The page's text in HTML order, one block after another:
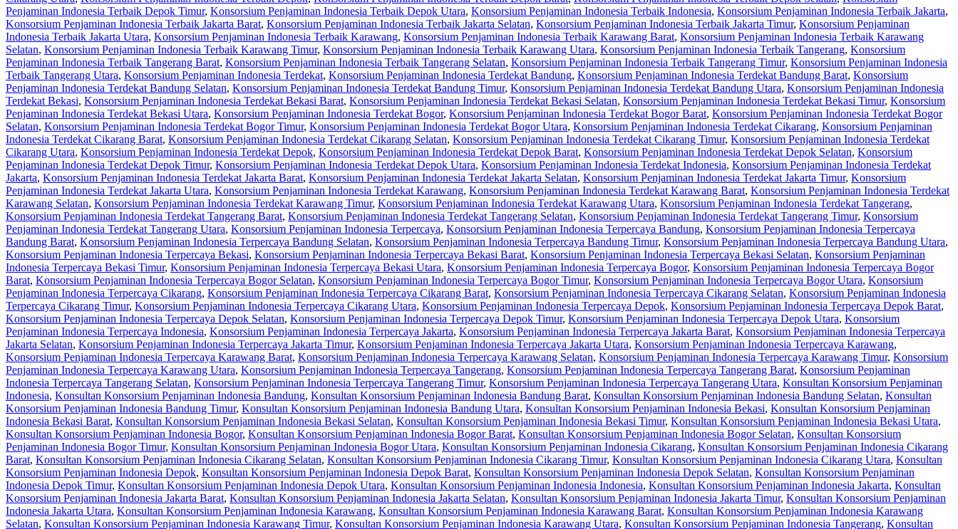
Penjaminan Indonesia Terbaik Depok Timur, Konsorsium Penjaminan Indonesia Terbaik Depok Utara, Konsorsium Penjaminan Indonesia Terbaik Indonesia, Konsorsium Penjaminan Indonesia Terbaik Jakarta,
Konsorsium Penjaminan Indonesia Terbaik Jakarta Barat, Konsorsium Penjaminan Indonesia Terbaik Jakarta Selatan, Konsorsium Penjaminan Indonesia Terbaik Jakarta Timur, Konsorsium Penjaminan
Indonesia Terbaik Jakarta Utara, Konsorsium Penjaminan Indonesia Terbaik Karawang, Konsorsium Penjaminan Indonesia Terbaik Karawang Barat, Konsorsium Penjaminan Indonesia Terbaik Karawang
Selatan, Konsorsium Penjaminan Indonesia Terbaik Karawang Timur, Konsorsium Penjaminan Indonesia Terbaik Karawang Utara, Konsorsium Penjaminan Indonesia Terbaik Tangerang, Konsorsium
Penjaminan Indonesia Terbaik Tangerang Barat, Konsorsium Penjaminan Indonesia Terbaik Tangerang Selatan, Konsorsium Penjaminan Indonesia Terbaik Tangerang Timur, Konsorsium Penjaminan Indonesia
Terbaik Tangerang Utara, Konsorsium Penjaminan Indonesia Terdekat, Konsorsium Penjaminan Indonesia Terdekat Bandung, Konsorsium Penjaminan Indonesia Terdekat Bandung Barat, Konsorsium
Penjaminan Indonesia Terdekat Bandung Selatan, Konsorsium Penjaminan Indonesia Terdekat Bandung Timur, Konsorsium Penjaminan Indonesia Terdekat Bandung Utara, Konsorsium Penjaminan Indonesia
Terdekat Bekasi, Konsorsium Penjaminan Indonesia Terdekat Bekasi Barat, Konsorsium Penjaminan Indonesia Terdekat Bekasi Selatan, Konsorsium Penjaminan Indonesia Terdekat Bekasi Timur, Konsorsium
Penjaminan Indonesia Terdekat Bekasi Utara, Konsorsium Penjaminan Indonesia Terdekat Bogor, Konsorsium Penjaminan Indonesia Terdekat Bogor Barat, Konsorsium Penjaminan Indonesia Terdekat Bogor
Selatan, Konsorsium Penjaminan Indonesia Terdekat Bogor Timur, Konsorsium Penjaminan Indonesia Terdekat Bogor Utara, Konsorsium Penjaminan Indonesia Terdekat Cikarang, Konsorsium Penjaminan
Indonesia Terdekat Cikarang Barat, Konsorsium Penjaminan Indonesia Terdekat Cikarang Selatan, Konsorsium Penjaminan Indonesia Terdekat Cikarang Timur, Konsorsium Penjaminan Indonesia Terdekat
Cikarang Utara, Konsorsium Penjaminan Indonesia Terdekat Depok, Konsorsium Penjaminan Indonesia Terdekat Depok Barat, Konsorsium Penjaminan Indonesia Terdekat Depok Selatan, Konsorsium
Penjaminan Indonesia Terdekat Depok Timur, Konsorsium Penjaminan Indonesia Terdekat Depok Utara, Konsorsium Penjaminan Indonesia Terdekat Indonesia, Konsorsium Penjaminan Indonesia Terdekat
Jakarta, Konsorsium Penjaminan Indonesia Terdekat Jakarta Barat, Konsorsium Penjaminan Indonesia Terdekat Jakarta Selatan, Konsorsium Penjaminan Indonesia Terdekat Jakarta Timur, Konsorsium
Penjaminan Indonesia Terdekat Jakarta Utara, Konsorsium Penjaminan Indonesia Terdekat Karawang, Konsorsium Penjaminan Indonesia Terdekat Karawang Barat, Konsorsium Penjaminan Indonesia Terdekat
Karawang Selatan, Konsorsium Penjaminan Indonesia Terdekat Karawang Timur, Konsorsium Penjaminan Indonesia Terdekat Karawang Utara, Konsorsium Penjaminan Indonesia Terdekat Tangerang,
Konsorsium Penjaminan Indonesia Terdekat Tangerang Barat, Konsorsium Penjaminan Indonesia Terdekat Tangerang Selatan, Konsorsium Penjaminan Indonesia Terdekat Tangerang Timur, Konsorsium
Penjaminan Indonesia Terdekat Tangerang Utara, Konsorsium Penjaminan Indonesia Terpercaya, Konsorsium Penjaminan Indonesia Terpercaya Bandung, Konsorsium Penjaminan Indonesia Terpercaya
Bandung Barat, Konsorsium Penjaminan Indonesia Terpercaya Bandung Selatan, Konsorsium Penjaminan Indonesia Terpercaya Bandung Timur, Konsorsium Penjaminan Indonesia Terpercaya Bandung Utara,
Konsorsium Penjaminan Indonesia Terpercaya Bekasi, Konsorsium Penjaminan Indonesia Terpercaya Bekasi Barat, Konsorsium Penjaminan Indonesia Terpercaya Bekasi Selatan, Konsorsium Penjaminan
Indonesia Terpercaya Bekasi Timur, Konsorsium Penjaminan Indonesia Terpercaya Bekasi Utara, Konsorsium Penjaminan Indonesia Terpercaya Bogor, Konsorsium Penjaminan Indonesia Terpercaya Bogor
Barat, Konsorsium Penjaminan Indonesia Terpercaya Bogor Selatan, Konsorsium Penjaminan Indonesia Terpercaya Bogor Timur, Konsorsium Penjaminan Indonesia Terpercaya Bogor Utara, Konsorsium
Penjaminan Indonesia Terpercaya Cikarang, Konsorsium Penjaminan Indonesia Terpercaya Cikarang Barat, Konsorsium Penjaminan Indonesia Terpercaya Cikarang Selatan, Konsorsium Penjaminan Indonesia
Terpercaya Cikarang Timur, Konsorsium Penjaminan Indonesia Terpercaya Cikarang Utara, Konsorsium Penjaminan Indonesia Terpercaya Depok, Konsorsium Penjaminan Indonesia Terpercaya Depok Barat,
Konsorsium Penjaminan Indonesia Terpercaya Depok Selatan, Konsorsium Penjaminan Indonesia Terpercaya Depok Timur, Konsorsium Penjaminan Indonesia Terpercaya Depok Utara, Konsorsium
Penjaminan Indonesia Terpercaya Indonesia, Konsorsium Penjaminan Indonesia Terpercaya Jakarta, Konsorsium Penjaminan Indonesia Terpercaya Jakarta Barat, Konsorsium Penjaminan Indonesia Terpercaya
Jakarta Selatan, Konsorsium Penjaminan Indonesia Terpercaya Jakarta Timur, Konsorsium Penjaminan Indonesia Terpercaya Jakarta Utara, Konsorsium Penjaminan Indonesia Terpercaya Karawang,
Konsorsium Penjaminan Indonesia Terpercaya Karawang Barat, Konsorsium Penjaminan Indonesia Terpercaya Karawang Selatan, Konsorsium Penjaminan Indonesia Terpercaya Karawang Timur, Konsorsium
Penjaminan Indonesia Terpercaya Karawang Utara, Konsorsium Penjaminan Indonesia Terpercaya Tangerang, Konsorsium Penjaminan Indonesia Terpercaya Tangerang Barat, Konsorsium Penjaminan
Indonesia Terpercaya Tangerang Selatan, Konsorsium Penjaminan Indonesia Terpercaya Tangerang Timur, Konsorsium Penjaminan Indonesia Terpercaya Tangerang Utara, Konsultan Konsorsium Penjaminan
Indonesia, Konsultan Konsorsium Penjaminan Indonesia Bandung, Konsultan Konsorsium Penjaminan Indonesia Bandung Barat, Konsultan Konsorsium Penjaminan Indonesia Bandung Selatan, Konsultan
Konsorsium Penjaminan Indonesia Bandung Timur, Konsultan Konsorsium Penjaminan Indonesia Bandung Utara, Konsultan Konsorsium Penjaminan Indonesia Bekasi, Konsultan Konsorsium Penjaminan
Indonesia Bekasi Barat, Konsultan Konsorsium Penjaminan Indonesia Bekasi Selatan, Konsultan Konsorsium Penjaminan Indonesia Bekasi Timur, Konsultan Konsorsium Penjaminan Indonesia Bekasi Utara,
Konsultan Konsorsium Penjaminan Indonesia Bogor, Konsultan Konsorsium Penjaminan Indonesia Bogor Barat, Konsultan Konsorsium Penjaminan Indonesia Bogor Selatan, Konsultan Konsorsium
Penjaminan Indonesia Bogor Timur, Konsultan Konsorsium Penjaminan Indonesia Bogor Utara, Konsultan Konsorsium Penjaminan Indonesia Cikarang, Konsultan Konsorsium Penjaminan Indonesia Cikarang
Barat, Konsultan Konsorsium Penjaminan Indonesia Cikarang Selatan, Konsultan Konsorsium Penjaminan Indonesia Cikarang Timur, Konsultan Konsorsium Penjaminan Indonesia Cikarang Utara, Konsultan
Konsorsium Penjaminan Indonesia Depok, Konsultan Konsorsium Penjaminan Indonesia Depok Barat, Konsultan Konsorsium Penjaminan Indonesia Depok Selatan, Konsultan Konsorsium Penjaminan
Indonesia Depok Timur, Konsultan Konsorsium Penjaminan Indonesia Depok Utara, Konsultan Konsorsium Penjaminan Indonesia Indonesia, Konsultan Konsorsium Penjaminan Indonesia Jakarta, Konsultan
Konsorsium Penjaminan Indonesia Jakarta Barat, Konsultan Konsorsium Penjaminan Indonesia Jakarta Selatan, Konsultan Konsorsium Penjaminan Indonesia Jakarta Timur, Konsultan Konsorsium Penjaminan
Indonesia Jakarta Utara, Konsultan Konsorsium Penjaminan Indonesia Karawang, Konsultan Konsorsium Penjaminan Indonesia Karawang Barat, Konsultan Konsorsium Penjaminan Indonesia Karawang
Selatan, Konsultan Konsorsium Penjaminan Indonesia Karawang Timur, Konsultan Konsorsium Penjaminan Indonesia Karawang Utara, Konsultan Konsorsium Penjaminan Indonesia Tangerang, Konsultan